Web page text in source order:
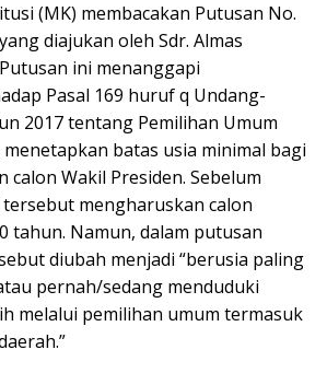
(MK) membacakan Putusan No.
diajukan oleh Sdr. Almas
ini menanggapi
Pasal 169 huruf q Undang-
2017 tentang Pemilihan Umum
menetapkan batas usia minimal bagi
calon Wakil Presiden. Sebelum
mengharuskan calon
tahun. Namun, dalam putusan
diubah menjadi “berusia paling
pernah/sedang menduduki
melalui pemilihan umum termasuk